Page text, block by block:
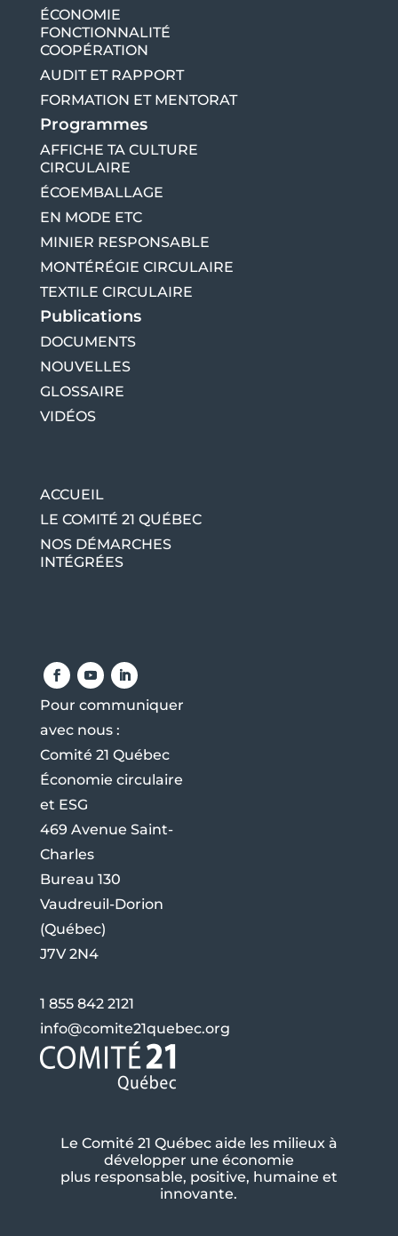
ÉCONOMIE
FONCTIONNALITÉ
COOPÉRATION
AUDIT ET RAPPORT
FORMATION ET MENTORAT
Programmes
AFFICHE TA CULTURE
CIRCULAIRE
ÉCOEMBALLAGE
EN MODE ETC
MINIER RESPONSABLE
MONTÉRÉGIE CIRCULAIRE
TEXTILE CIRCULAIRE
Publications
DOCUMENTS
NOUVELLES
GLOSSAIRE
VIDÉOS
ACCUEIL
LE COMITÉ 21 QUÉBEC
NOS DÉMARCHES
INTÉGRÉES
Pour communiquer
avec nous :
Comité 21 Québec
Économie circulaire
et ESG
469 Avenue Saint-
Charles
Bureau 130
Vaudreuil-Dorion
(Québec)
J7V 2N4
1 855 842 2121
info@comite21quebec.org
Le Comité 21 Québec aide les milieux à
développer une économie
plus responsable, positive, humaine et
innovante.